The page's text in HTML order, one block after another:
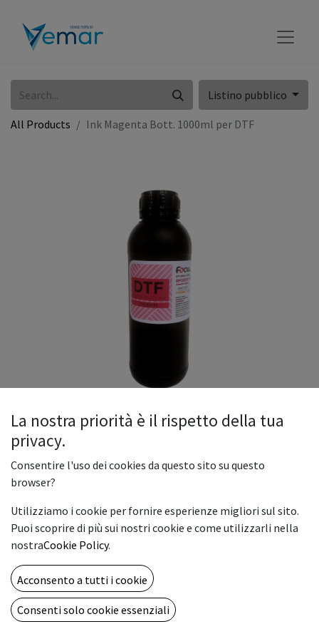
Listino pubblico
All Products Ink Magenta Bott. 1000ml per DTF
Ink Magenta Bott. 1000ml per
DTF
Stampanti compatibili: Stampanti DTF Focus
Il nostro inchiostro di qualità estremamente elevata,
SALVAGUARDA LA TUA TESTINA da intasamenti e usura
La nostra priorità è il rispetto della tua
privacy.
Consentire l'uso dei cookies da questo sito su questo
browser?
Utilizziamo i cookie per fornire esperienze migliori sul sito.
Puoi scoprire di più sui nostri cookie e come utilizzarli nella
nostraCookie Policy.
Acconsento a tutti i cookie
Consenti solo cookie essenziali